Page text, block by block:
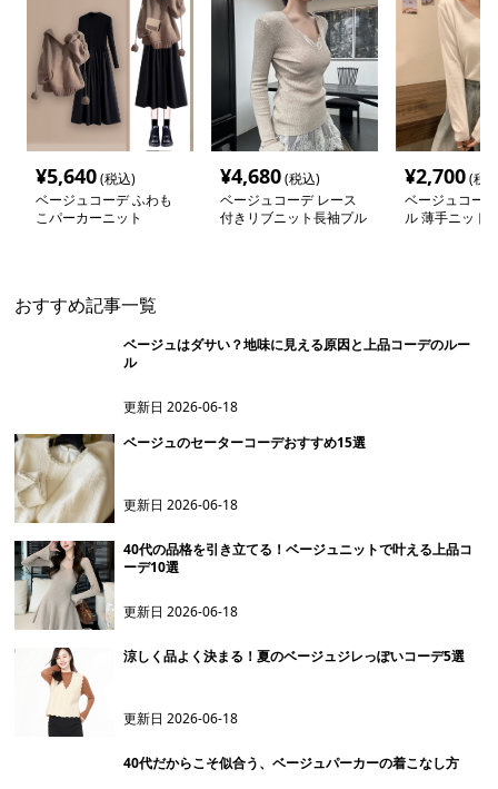
¥5,640(税込)
ベージュコーデ ふわも
こパーカーニット
¥4,680(税込)
ベージュコーデ レース
付きリブニット長袖プル
¥2,700(税
ベージュコー
ル 薄手ニット
おすすめ記事一覧
ベージュはダサい？地味に見える原因と上品コーデのルー
ル
更新日2026-06-18
ベージュのセーターコーデおすすめ15選
更新日2026-06-18
40代の品格を引き立てる！ベージュニットで叶える上品コ
ーデ10選
更新日2026-06-18
涼しく品よく決まる！夏のベージュジレっぽいコーデ5選
更新日2026-06-18
40代だからこそ似合う、ベージュパーカーの着こなし方